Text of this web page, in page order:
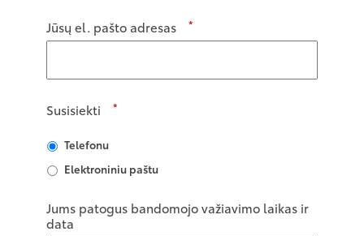
Jūsų el. pašto adresas *
Susisiekti *
Telefonu
Elektroniniu paštu
Jums patogus bandomojo važiavimo laikas ir
data